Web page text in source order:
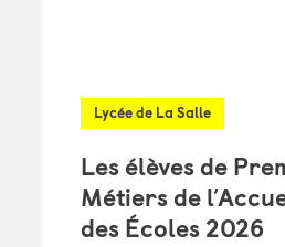
Lycée de La Salle
Les élèves de
Métiers de
des Écoles 2026